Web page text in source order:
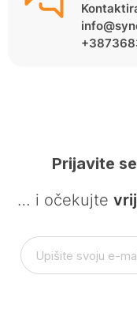
Prijavite
… i očekujte